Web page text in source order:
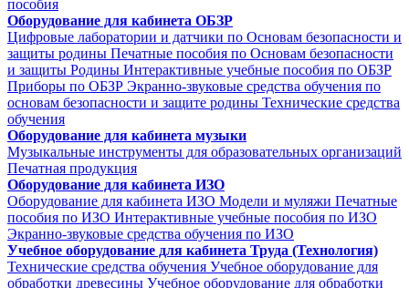
пособия
Оборудование для кабинета ОБЗР
Цифровые лаборатории и датчики по Основам безопасности и
защиты родины Печатные пособия по Основам безопасности
и защиты Родины Интерактивные учебные пособия по ОБЗР
Приборы по ОБЗР Экранно-звуковые средства обучения по
основам безопасности и защите родины Технические средства
обучения
Оборудование для кабинета музыки
Музыкальные инструменты для образовательных организаций
Печатная продукция
Оборудование для кабинета ИЗО
Оборудование для кабинета ИЗО Модели и муляжи Печатные
пособия по ИЗО Интерактивные учебные пособия по ИЗО
Экранно-звуковые средства обучения по ИЗО
Учебное оборудование для кабинета Труда (Технология)
Технические средства обучения Учебное оборудование для
обработки древесины Учебное оборудование для обработки